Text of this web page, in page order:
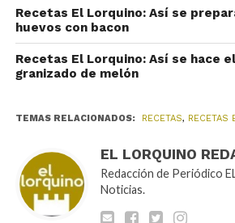
Recetas El Lorquino: Así se
huevos con bacon
Recetas El Lorquino: Así se hace
granizado de melón
TEMAS RELACIONADOS: RECETAS, RECETAS
EL LORQUINO
Redacción de Periódico
Noticias.